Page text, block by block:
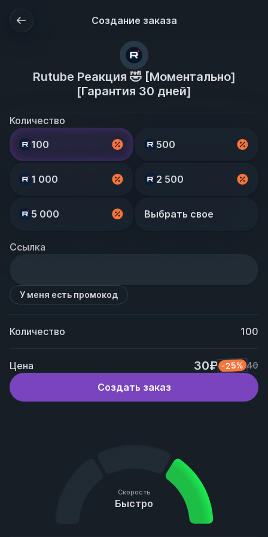
Создание заказа
Rutube Реакция 🤣 [Моментально]
[Гарантия 30 дней]
Количество
100
500
1 000 2 500
5 000 Выбрать свое
Ссылка
У меня есть промокод
Количество 100
Цена 30₽ -25% 40
Создать заказ
Скорость
Быстро